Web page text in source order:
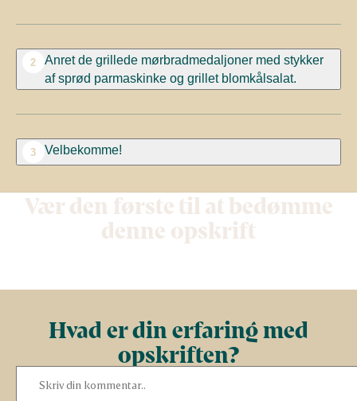
2
Anret de grillede mørbradmedaljoner med stykker
af sprød parmaskinke og grillet blomkålsalat.
3 Velbekomme!
Vær den første til at bedømme
denne opskrift
Hvad er din erfaring med
opskriften?